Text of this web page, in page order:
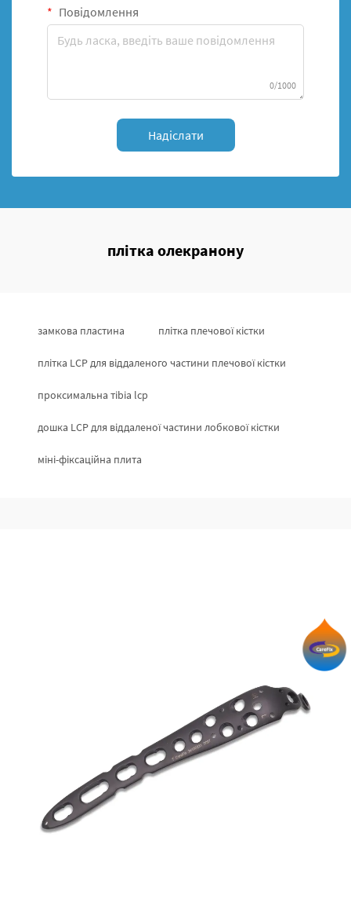
Повідомлення
0/1000
Надіслати
плітка олекранону
замкова пластина плітка плечової кістки
плітка LCP для віддаленого частини плечової кістки
проксимальна тibia lcp
дошка LCP для віддаленої частини лобкової кістки
міні-фіксаційна плита